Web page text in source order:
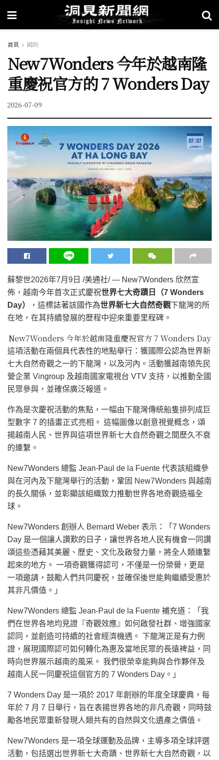
首頁 國際
New7Wonders 今年於越南隆
重慶祝官方的 7 Wonders Day
2026-07-09
蘇黎世2026年7月9日 /美通社/ — New7Wonders 欣然宣
佈，越南今年首次正式慶祝世界七大奇蹟日（7 Wonders
Day）
，這標誌著該國作為世界新七大自然奇觀下龍灣的所
在地，在其持續發展的歷程中迎來重要里程碑。
New7Wonders 今年於越南隆重慶祝官方 7 Wonders Day
這項活動在兩個具代表性的地點舉行：獲國際公認為世界新
七大自然奇觀之一的下龍灣，以及河內。活動獲越南領先民
營企業 Vingroup 及越南國家電視台 VTV 支持，以推動全國
民眾參與，並確保廣泛報道。
作為是次慶祝活動的焦點，一幅由下龍灣傳統船隻排列成巨
型數字 7 的插畫正式亮相。 這幅圖像以創意視覺概念，頌
揚越南人民、世界與這項世界新七大自然奇觀之間歷久不衰
的連繫。
New7Wonders 總監 Jean-Paul de la Fuente 代表該組織參
與在河內及下龍灣舉行的活動，鞏固 New7Wonders 與越南
的長久關係，並彰顯該組織致力推動世界各地奇觀造福全
球。
New7Wonders 創辦人 Bernard Weber 表示：「7 Wonders
Day 是一個讓人讚歎的日子，讓世界各地人民有機會一同讚
頌這些憑藉其美麗、歷史、文化及啟發力量，將全人類連繫
起來的地方。 一項奇觀獲得認可，不僅是一份榮譽，更是
一項邀請，鼓勵人們共同慶祝，並確保後世能夠繼續受惠於
其非凡價值。」
New7Wonders 總監 Jean-Paul de la Fuente 補充道：「我
們在世界各地均見證『奇觀效應』如何啟發社群、增強國家
認同，並創造可持續的社會經濟機遇。 下龍灣正是有力例
證，展現國際認可如何轉化為惠及當地民眾的長遠裨益，同
時向世界展示越南的風采。 我們很榮幸能夠與合作夥伴及
越南人民一同慶祝這個官方的 7 Wonders Day。」
7 Wonders Day 是一項於 2017 年創辦的年度全球慶典，每
年於 7 月 7 日舉行，旨在表揚世界各地的非凡奇觀，同時鼓
勵各地民眾重新發現人類共有的自然與文化遺產之價值。
New7Wonders 是一項全球運動及品牌，主導多項全球評選
活動，包括選出世界新七大奇蹟、世界新七大自然奇觀，以